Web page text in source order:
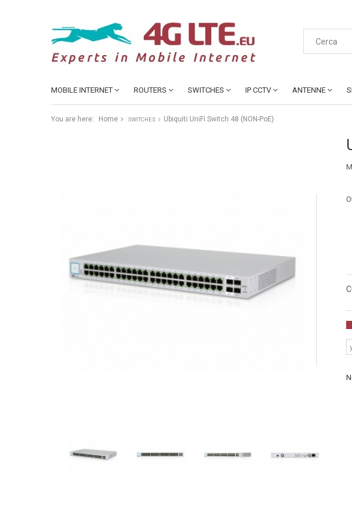
MOBILE INTERNET ROUTERS SWITCHES IP CCTV ANTENNE
You are here: Home SWITCHES Ubiquiti UniFi Switch 48 (NON-PoE)